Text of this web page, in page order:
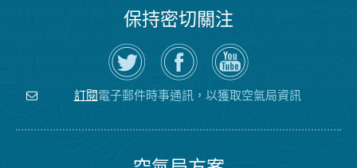
保持密切關注
在
Twitter
上
關
注
空
瀏
覽
氣
局
的
空
氣
局
YouTube
頻
道
訂閱電子郵件時事通訊，以獲取空氣局資訊